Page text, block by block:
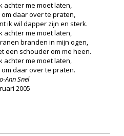
achter me moet laten,
daar over te praten,
ik wil dapper zijn en sterk.
achter me moet laten,
branden in mijn ogen,
een schouder om me heen.
achter me moet laten,
daar over te praten.
Ann Snel
2005